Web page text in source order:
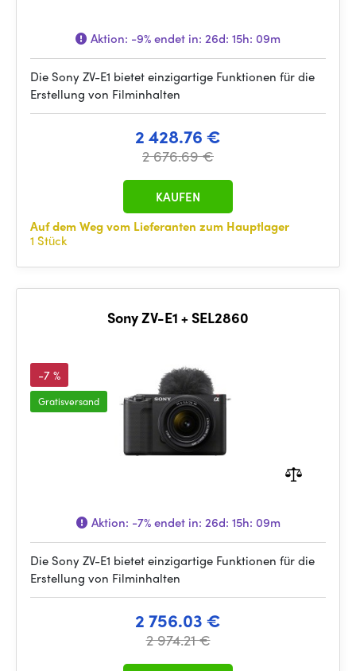
Aktion: -9%endet in: 26d: 15h: 09m
Die Sony ZV-E1 bietet einzigartige Funktionen für die
Erstellung von Filminhalten
2 428.76 €
2 676.69 €
Auf dem Weg vom Lieferanten zum Hauptlager
1 Stück
KAUFEN
Sony ZV-E1 + SEL2860
-7 %
Gratisversand
Aktion: -7%endet in: 26d: 15h: 09m
Die Sony ZV-E1 bietet einzigartige Funktionen für die
Erstellung von Filminhalten
2 756.03 €
2 974.21 €